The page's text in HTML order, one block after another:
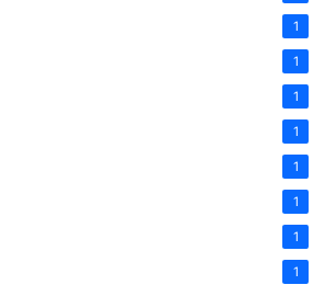
1
1
1
1
1
1
1
1